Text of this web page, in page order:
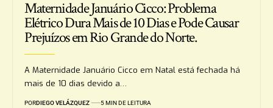
Maternidade Januário Cicco: Problema
Elétrico Dura Mais de 10 Dias e Pode Causar
Prejuízos em Rio Grande do Norte.
A Maternidade Januário Cicco em Natal está fechada há
mais de 10 dias devido a…
PORDIEGO VELÁZQUEZ 5 MIN DE LEITURA